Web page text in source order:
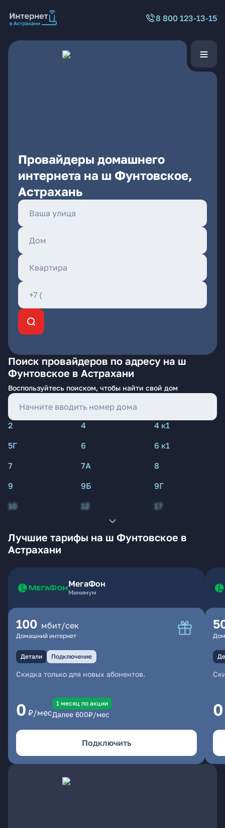
8 800 123-13-15
Провайдеры домашнего
интернета на ш Фунтовское,
Астрахань
Поиск провайдеров по адресу на ш
Фунтовское в Астрахани
Воспользуйтесь поиском, чтобы найти свой дом
2 4
4 к1
5Г
6
6 к1
7
7А
8
9
9Б
9Г
10
12 17
Лучшие тарифы на ш Фунтовское в
Астрахани
МегаФон
Минимум
100 мбит/сек
Домашний интернет
Детали Подключение
Скидка только для новых абонентов.
0 ₽/мес
1 месяц по акции
Далее 600₽/мес
Подключить
0